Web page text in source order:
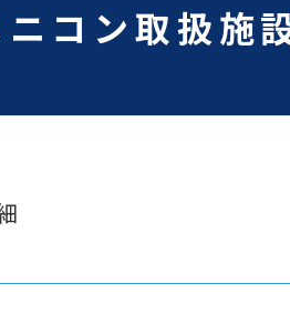
ニコン取扱施